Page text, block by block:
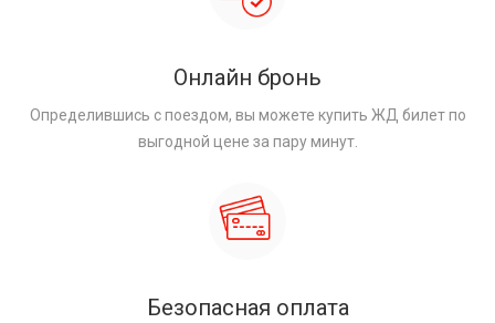
Онлайн бронь
Определившись с поездом, вы можете купить ЖД билет по
выгодной цене за пару минут.
Безопасная оплата